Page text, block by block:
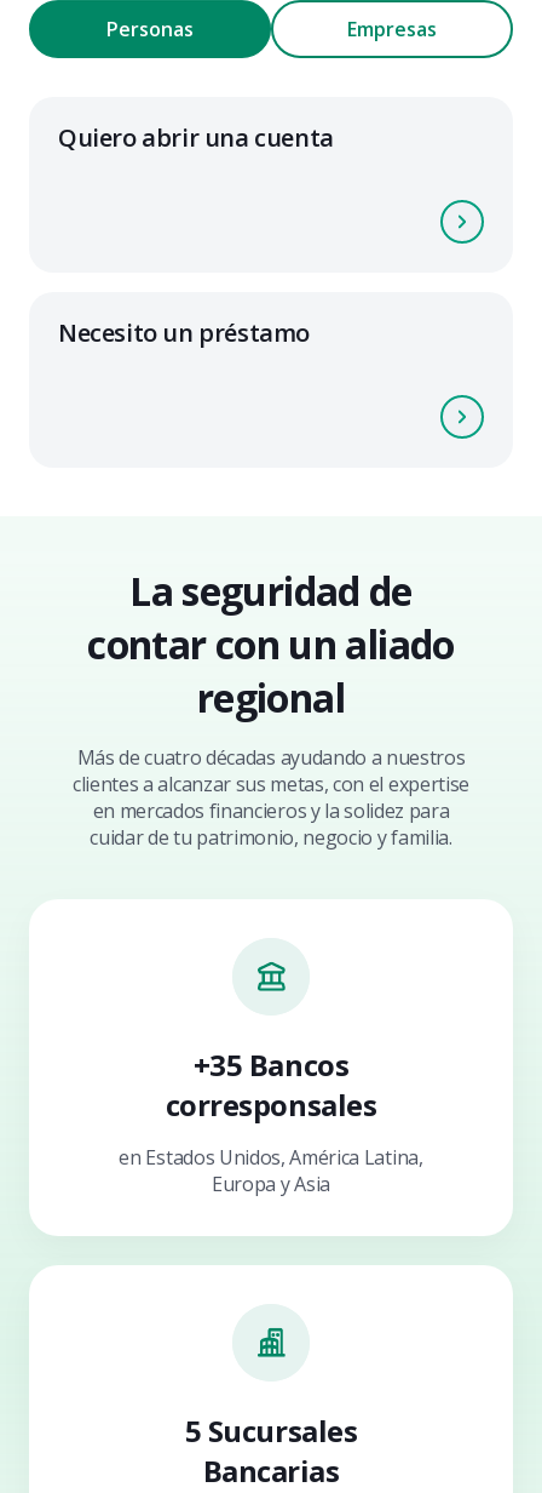
Personas Empresas
Quiero abrir una cuenta
Necesito un préstamo
La seguridad de
contar con un aliado
regional
Más de cuatro décadas ayudando a nuestros
clientes a alcanzar sus metas, con el expertise
en mercados financieros y la solidez para
cuidar de tu patrimonio, negocio y familia.
+35 Bancos
corresponsales
en Estados Unidos, América Latina,
Europa y Asia
5 Sucursales
Bancarias